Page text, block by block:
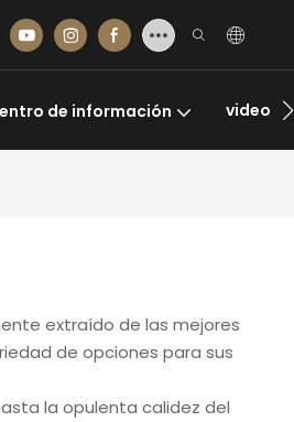
de información video
extraído de las mejores
de opciones para sus
la opulenta calidez del